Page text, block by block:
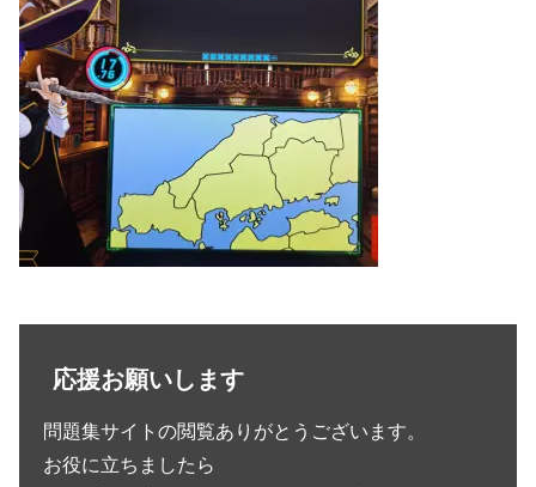
応援お願いします
問題集サイトの閲覧ありがとうございます。
お役に立ちましたら